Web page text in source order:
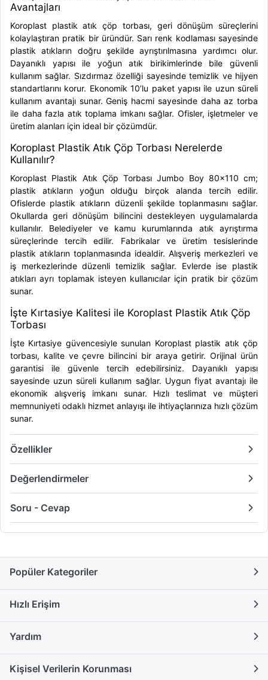
Avantajları
Koroplast plastik atık çöp torbası, geri dönüşüm süreçlerini
kolaylaştıran pratik bir üründür. Sarı renk kodlaması sayesinde
plastik atıkların doğru şekilde ayrıştırılmasına yardımcı olur.
Dayanıklı yapısı ile yoğun atık birikimlerinde bile güvenli
kullanım sağlar. Sızdırmaz özelliği sayesinde temizlik ve hijyen
standartlarını korur. Ekonomik 10’lu paket yapısı ile uzun süreli
kullanım avantajı sunar. Geniş hacmi sayesinde daha az torba
ile daha fazla atık toplama imkanı sağlar. Ofisler, işletmeler ve
üretim alanları için ideal bir çözümdür.
Koroplast Plastik Atık Çöp Torbası Nerelerde
Kullanılır?
Koroplast Plastik Atık Çöp Torbası Jumbo Boy 80x110 cm;
plastik atıkların yoğun olduğu birçok alanda tercih edilir.
Ofislerde plastik atıkların düzenli şekilde toplanmasını sağlar.
Okullarda geri dönüşüm bilincini destekleyen uygulamalarda
kullanılır. Belediyeler ve kamu kurumlarında atık ayrıştırma
süreçlerinde tercih edilir. Fabrikalar ve üretim tesislerinde
plastik atıkların toplanmasında idealdir. Alışveriş merkezleri ve
iş merkezlerinde düzenli temizlik sağlar. Evlerde ise plastik
atıkları ayrı toplamak isteyen kullanıcılar için pratik bir çözüm
sunar.
İşte Kırtasiye Kalitesi ile Koroplast Plastik Atık Çöp
Torbası
İşte Kırtasiye güvencesiyle sunulan Koroplast plastik atık çöp
torbası, kalite ve çevre bilincini bir araya getirir. Orijinal ürün
garantisi ile güvenle tercih edebilirsiniz. Dayanıklı yapısı
sayesinde uzun süreli kullanım sağlar. Uygun fiyat avantajı ile
ekonomik alışveriş imkanı sunar. Hızlı teslimat ve müşteri
memnuniyeti odaklı hizmet anlayışı ile ihtiyaçlarınıza hızlı çözüm
sunar.
Özellikler
Değerlendirmeler
Soru - Cevap
Popüler Kategoriler
Hızlı Erişim
Yardım
Kişisel Verilerin Korunması